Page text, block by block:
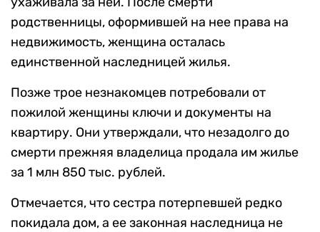
родственницы, оформившей на нее права на
недвижимость, женщина осталась
единственной наследницей жилья.
Позже трое незнакомцев потребовали от
пожилой женщины ключи и документы на
квартиру. Они утверждали, что незадолго до
смерти прежняя владелица продала им жилье
за 1 млн 850 тыс. рублей.
Отмечается, что сестра потерпевшей редко
покидала дом, а ее законная наследница не